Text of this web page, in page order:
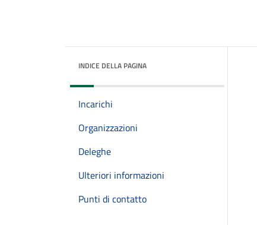
INDICE DELLA PAGINA
Incarichi
Organizzazioni
Deleghe
Ulteriori informazioni
Punti di contatto